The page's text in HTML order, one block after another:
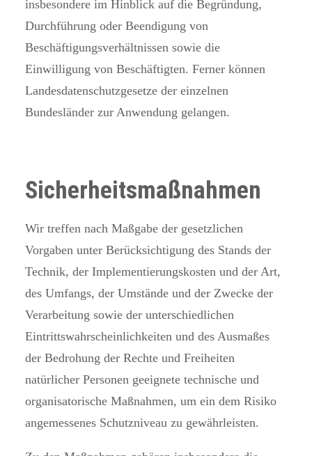
insbesondere im Hinblick auf die Begründung,
Durchführung oder Beendigung von
Beschäftigungsverhältnissen sowie die
Einwilligung von Beschäftigten. Ferner können
Landesdatenschutzgesetze der einzelnen
Bundesländer zur Anwendung gelangen.
Sicherheitsmaßnahmen
Wir treffen nach Maßgabe der gesetzlichen
Vorgaben unter Berücksichtigung des Stands der
Technik, der Implementierungskosten und der Art,
des Umfangs, der Umstände und der Zwecke der
Verarbeitung sowie der unterschiedlichen
Eintrittswahrscheinlichkeiten und des Ausmaßes
der Bedrohung der Rechte und Freiheiten
natürlicher Personen geeignete technische und
organisatorische Maßnahmen, um ein dem Risiko
angemessenes Schutzniveau zu gewährleisten.